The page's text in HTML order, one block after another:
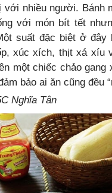
với nhiều người. Bánh
với món bít tết
suất đặc biệt ở đây
xúc xích, thịt xá xíu
một chiếc chảo gang
bảo ai ăn cũng đều
Nghĩa Tân